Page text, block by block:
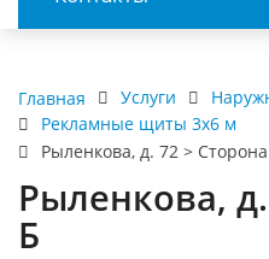
Главная Услуги
Рекламные щиты 3х6 м
Рыленкова, д. 72 >
Рыленкова,
Б